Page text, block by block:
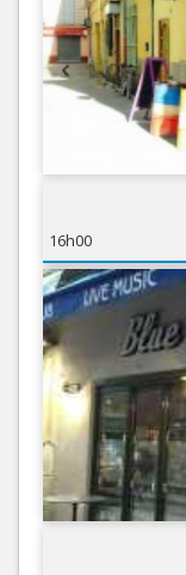
16h00